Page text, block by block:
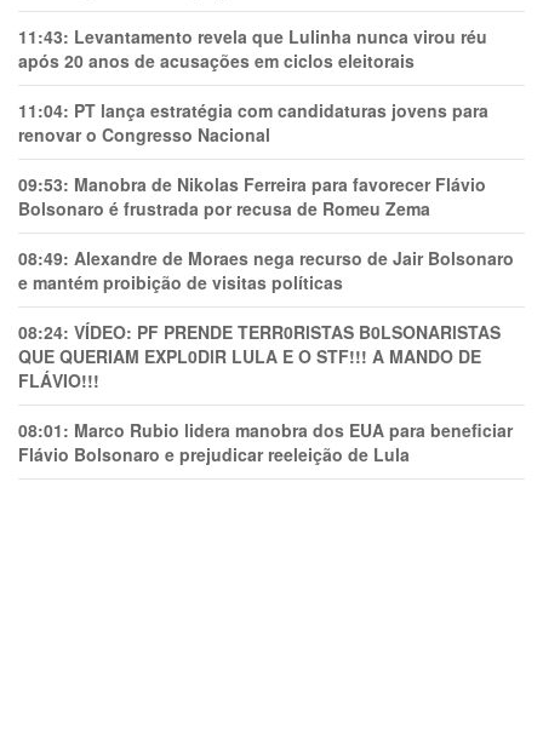
11:43: Levantamento revela que Lulinha nunca virou réu
após 20 anos de acusações em ciclos eleitorais
11:04: PT lança estratégia com candidaturas jovens para
renovar o Congresso Nacional
09:53: Manobra de Nikolas Ferreira para favorecer Flávio
Bolsonaro é frustrada por recusa de Romeu Zema
08:49: Alexandre de Moraes nega recurso de Jair Bolsonaro
e mantém proibição de visitas políticas
08:24: VÍDEO: PF PRENDE TERR0RlSTAS B0LSONARlSTAS
QUE QUERIAM EXPL0DlR LULA E O STF!!! A MANDO DE
FLÁVIO!!!
08:01: Marco Rubio lidera manobra dos EUA para beneficiar
Flávio Bolsonaro e prejudicar reeleição de Lula